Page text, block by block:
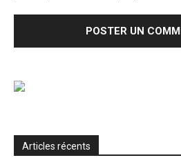
Articles récents